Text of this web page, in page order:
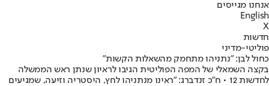
אנחנו מגייסים
English
X
חדשות
פוליטי-מדיני
כחול לבן: "נתניהו מתחמק מהשאלות הקשות"
בקצה השמאלי של המפה הפוליטית הגיבו לראיון שנתן ראש הממשלה
לחדשות 12 • ח"כ זנדברג: "ראינו מנתניהו לחץ, היסטריה וזיעה, שמגיעים